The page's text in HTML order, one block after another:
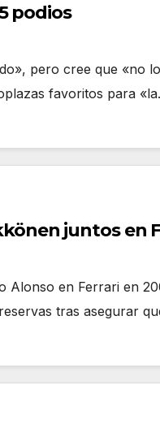
podios
pero cree que «no
favoritos para
juntos en
Alonso en Ferrari en
tras asegurar